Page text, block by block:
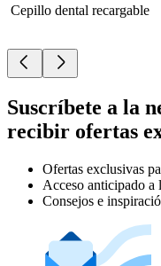
Cepillo dental recargable
Suscríbete a la
recibir ofertas
Ofertas exclusivas
Acceso anticipado a
Consejos e